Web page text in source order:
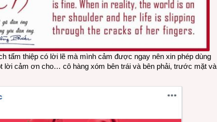
tấm thiệp có lời lẽ mà mình cảm được ngay nên xin phép dùng
lời cảm ơn cho… cô hàng xóm bên trái và bên phải, trước mặt và